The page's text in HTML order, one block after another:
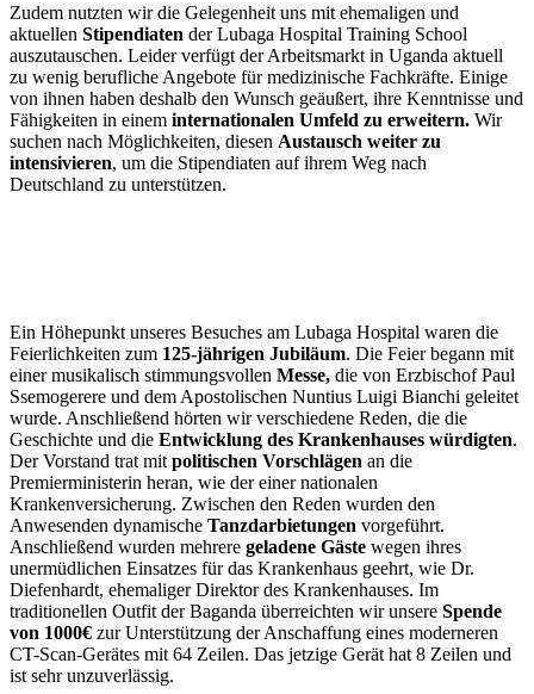
Zudem nutzten wir die Gelegenheit uns mit ehemaligen und
aktuellen Stipendiaten der Lubaga Hospital Training School
auszutauschen. Leider verfügt der Arbeitsmarkt in Uganda aktuell
zu wenig berufliche Angebote für medizinische Fachkräfte. Einige
von ihnen haben deshalb den Wunsch geäußert, ihre Kenntnisse und
Fähigkeiten in einem internationalen Umfeld zu erweitern. Wir
suchen nach Möglichkeiten, diesen Austausch weiter zu
intensivieren, um die Stipendiaten auf ihrem Weg nach
Deutschland zu unterstützen.
Ein Höhepunkt unseres Besuches am Lubaga Hospital waren die
Feierlichkeiten zum 125-jährigen Jubiläum. Die Feier begann mit
einer musikalisch stimmungsvollen Messe, die von Erzbischof Paul
Ssemogerere und dem Apostolischen Nuntius Luigi Bianchi geleitet
wurde. Anschließend hörten wir verschiedene Reden, die die
Geschichte und die Entwicklung des Krankenhauses würdigten.
Der Vorstand trat mit politischen Vorschlägen an die
Premierministerin heran, wie der einer nationalen
Krankenversicherung. Zwischen den Reden wurden den
Anwesenden dynamische Tanzdarbietungen vorgeführt.
Anschließend wurden mehrere geladene Gäste wegen ihres
unermüdlichen Einsatzes für das Krankenhaus geehrt, wie Dr.
Diefenhardt, ehemaliger Direktor des Krankenhauses. Im
traditionellen Outfit der Baganda überreichten wir unsere Spende
von 1000€ zur Unterstützung der Anschaffung eines moderneren
CT-Scan-Gerätes mit 64 Zeilen. Das jetzige Gerät hat 8 Zeilen und
ist sehr unzuverlässig.